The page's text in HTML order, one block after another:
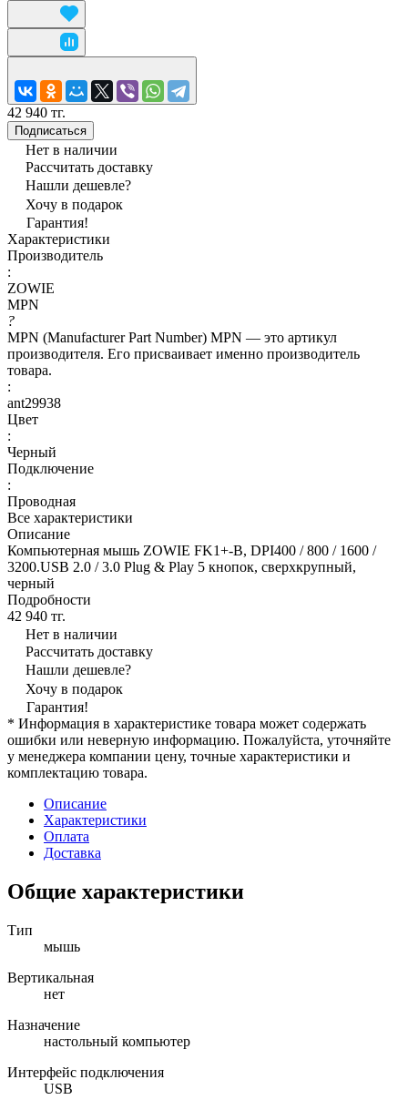
42 940 тг.
Подписаться
Нет в наличии
Рассчитать доставку
Нашли дешевле?
Хочу в подарок
Гарантия!
Характеристики
Производитель
:
ZOWIE
MPN
?
MPN (Manufacturer Part Number) MPN — это артикул
производителя. Его присваивает именно производитель
товара.
:
ant29938
Цвет
:
Черный
Подключение
:
Проводная
Все характеристики
Описание
Компьютерная мышь ZOWIE FK1+-B, DPI400 / 800 / 1600 /
3200.USB 2.0 / 3.0 Plug & Play 5 кнопок, cверхкрупный,
черный
Подробности
42 940 тг.
Нет в наличии
Рассчитать доставку
Нашли дешевле?
Хочу в подарок
Гарантия!
* Информация в характеристике товара может содержать
ошибки или неверную информацию. Пожалуйста, уточняйте
у менеджера компании цену, точные характеристики и
комплектацию товара.
Описание
Характеристики
Оплата
Доставка
Общие характеристики
Тип
мышь
Вертикальная
нет
Назначение
настольный компьютер
Интерфейс подключения
USB